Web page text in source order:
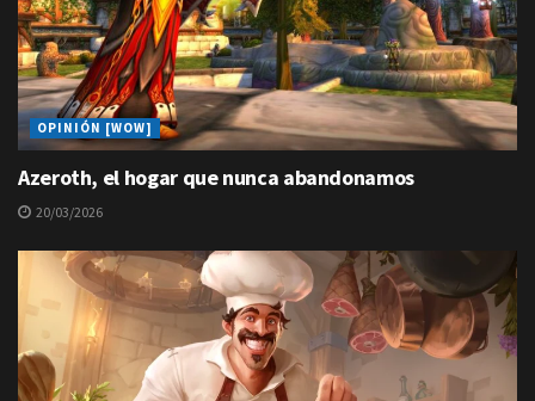
OPINIÓN [WOW]
Azeroth, el hogar que nunca abandonamos
20/03/2026